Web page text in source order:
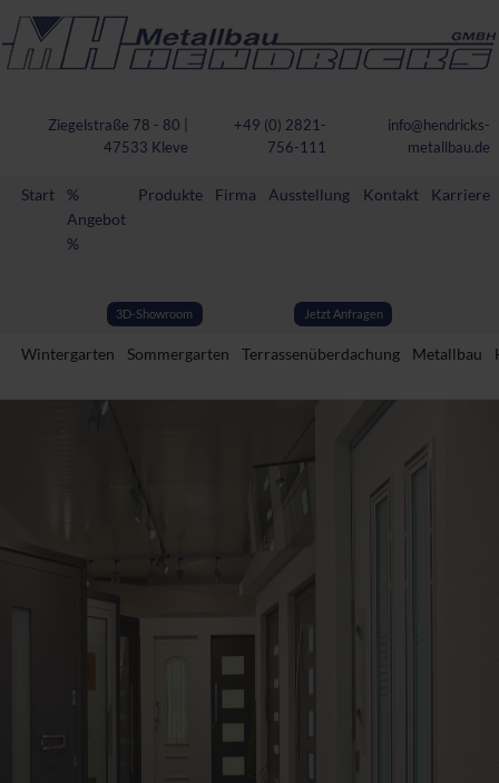
Ziegelstraße 78 - 80 |
47533 Kleve
+49 (0) 2821-
756-111
info@hendricks-
metallbau.de
Start
%
Angebot
%
Produkte Firma Ausstellung Kontakt Karriere
3D-Showroom Jetzt Anfragen
Wintergarten Sommergarten Terrassenüberdachung Metallbau